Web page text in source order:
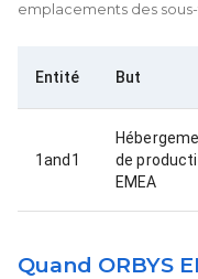
emplacements des
Entité But
1and1
de
EMEA
Quand ORBYS